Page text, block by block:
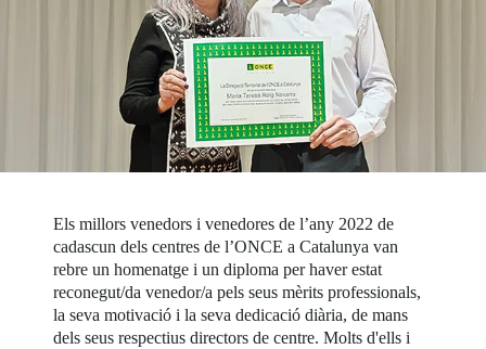
Els millors venedors i venedores de l’any 2022 de
cadascun dels centres de l’ONCE a Catalunya van
rebre un homenatge i un diploma per haver estat
reconegut/da venedor/a pels seus mèrits professionals,
la seva motivació i la seva dedicació diària, de mans
dels seus respectius directors de centre. Molts d'ells i